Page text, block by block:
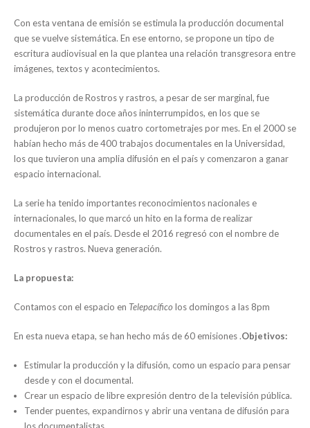
Con esta ventana de emisión se estimula la producción documental
que se vuelve sistemática. En ese entorno, se propone un tipo de
escritura audiovisual en la que plantea una relación transgresora entre
imágenes, textos y acontecimientos.
La producción de Rostros y rastros, a pesar de ser marginal, fue
sistemática durante doce años ininterrumpidos, en los que se
produjeron por lo menos cuatro cortometrajes por mes. En el 2000 se
habían hecho más de 400 trabajos documentales en la Universidad,
los que tuvieron una amplia difusión en el país y comenzaron a ganar
espacio internacional.
La serie ha tenido importantes reconocimientos nacionales e
internacionales, lo que marcó un hito en la forma de realizar
documentales en el país. Desde el 2016 regresó con el nombre de
Rostros y rastros. Nueva generación.
La propuesta:
Contamos con el espacio en Telepacífico los domingos a las 8pm
En esta nueva etapa, se han hecho más de 60 emisiones .Objetivos:
Estimular la producción y la difusión, como un espacio para pensar
desde y con el documental.
Crear un espacio de libre expresión dentro de la televisión pública.
Tender puentes, expandirnos y abrir una ventana de difusión para